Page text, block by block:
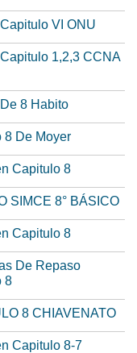
VI ONU
1,2,3 CCNA
8 Habito
8 De Moyer
Capitulo 8
SIMCE 8° BÁSICO
Capitulo 8
De Repaso
8
8 CHIAVENATO
Capitulo 8-7